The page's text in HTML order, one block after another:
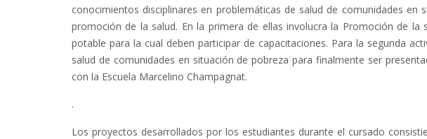
conocimientos disciplinares en problemáticas de salud de comunidades
promoción de la salud. En la primera de ellas involucra la Promoción de
potable para la cual deben participar de capacitaciones. Para la segunda
salud de comunidades en situación de pobreza para finalmente ser
con la Escuela Marcelino Champagnat.
.
Los proyectos desarrollados por los estudiantes durante el cursado